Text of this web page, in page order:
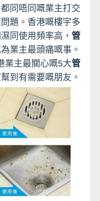
同唔同嘅業主打交
題。香港嘅樓宇多
同使用頻率高， 管
業主最頭痛嘅事。
業主最關心嘅5大管
到有需要嘅朋友。